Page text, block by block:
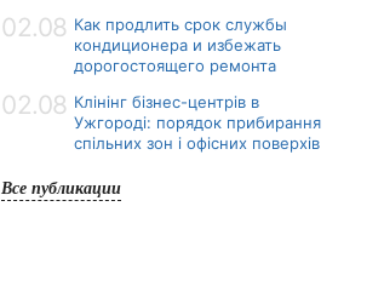
02.08 Как продлить срок службы
кондиционера и избежать
дорогостоящего ремонта
02.08 Клінінг бізнес-центрів в
Ужгороді: порядок прибирання
спільних зон і офісних поверхів
Все публикации